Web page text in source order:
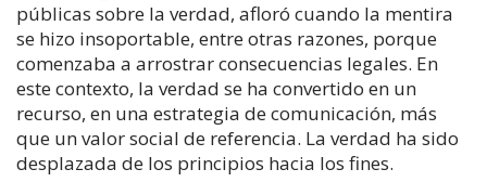
públicas sobre la verdad, afloró cuando la mentira
se hizo insoportable, entre otras razones, porque
comenzaba a arrostrar consecuencias legales. En
este contexto, la verdad se ha convertido en un
recurso, en una estrategia de comunicación, más
que un valor social de referencia. La verdad ha sido
desplazada de los principios hacia los fines.